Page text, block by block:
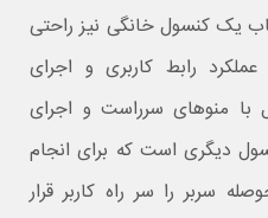
یک کنسول خانگی نیز راحتی
رابط کاربری و اجرای
با منوهای سرراست و اجرای
دیگری است که برای انجام
سربر را سر راه کاربر قرار